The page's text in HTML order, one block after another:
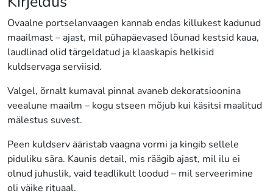
Ovaalne portselanvaagen kannab endas killukest kadunud
maailmast – ajast, mil pühapäevased lõunad kestsid kaua,
laudlinad olid tärgeldatud ja klaaskapis helkisid
kuldservaga serviisid.
Valgel, õrnalt kumaval pinnal avaneb dekoratsioonina
veealune maailm – kogu stseen mõjub kui käsitsi maalitud
mälestus suvest.
Peen kuldserv ääristab vaagna vormi ja kingib sellele
piduliku sära. Kaunis detail, mis räägib ajast, mil ilu ei
olnud juhuslik, vaid teadlikult loodud – mil serveerimine
oli väike rituaal.